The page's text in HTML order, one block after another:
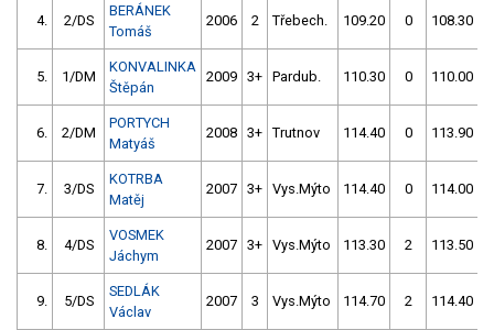
4. 2/DS
BERÁNEK
Tomáš
2006 2 Třebech. 109.20 0 108.30
5. 1/DM
KONVALINKA
Štěpán
2009 3+ Pardub. 110.30 0 110.00
6. 2/DM
PORTYCH
Matyáš
2008 3+ Trutnov 114.40 0 113.90
7. 3/DS
KOTRBA
Matěj
2007 3+ Vys.Mýto 114.40 0 114.00
8. 4/DS
VOSMEK
Jáchym
2007 3+ Vys.Mýto 113.30 2 113.50
9. 5/DS
SEDLÁK
Václav
2007 3 Vys.Mýto 114.70 2 114.40